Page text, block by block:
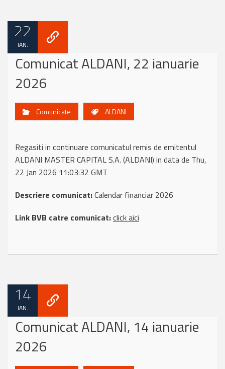
22
IAN.
Comunicat ALDANI, 22 ianuarie
2026
Comunicate ALDANI
Regasiti in continuare comunicatul remis de emitentul
ALDANI MASTER CAPITAL S.A. (ALDANI) in data de Thu,
22 Jan 2026 11:03:32 GMT
Descriere comunicat:Calendar financiar 2026
Link BVB catre comunicat:click aici
14
IAN.
Comunicat ALDANI, 14 ianuarie
2026